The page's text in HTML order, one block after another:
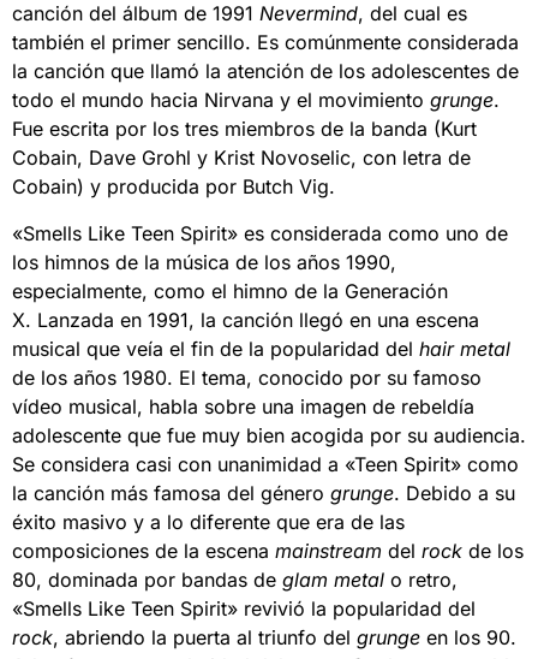
canción del álbum de 1991 Nevermind, del cual es
también el primer sencillo. Es comúnmente considerada
la canción que llamó la atención de los adolescentes de
todo el mundo hacia Nirvana y el movimiento grunge.
Fue escrita por los tres miembros de la banda (Kurt
Cobain, Dave Grohl y Krist Novoselic, con letra de
Cobain) y producida por Butch Vig.
«Smells Like Teen Spirit» es considerada como uno de
los himnos de la música de los años 1990,
especialmente, como el himno de la Generación
X. Lanzada en 1991, la canción llegó en una escena
musical que veía el fin de la popularidad del hair metal
de los años 1980. El tema, conocido por su famoso
vídeo musical, habla sobre una imagen de rebeldía
adolescente que fue muy bien acogida por su audiencia.
Se considera casi con unanimidad a «Teen Spirit» como
la canción más famosa del género grunge. Debido a su
éxito masivo y a lo diferente que era de las
composiciones de la escena mainstream del rock de los
80, dominada por bandas de glam metal o retro,
«Smells Like Teen Spirit» revivió la popularidad del
rock, abriendo la puerta al triunfo del grunge en los 90.